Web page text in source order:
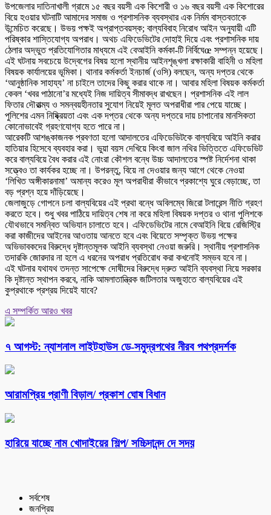
উপজেলার দাতিনাখালী গ্রামে ১৫ বছর বয়সী এক কিশোরী ও ১৬ বছর বয়সী এক কিশোরের
বিয়ে হওয়ার ঘটনাটি আমাদের সমাজ ও প্রশাসনিক ব্যবস্থার এক নির্মম বাস্তবতাকে
উন্মেচিত করেছে। উভয় পক্ষই অপ্রাপ্তবয়স্ক; বাল্যবিবাহ নিরোধ আইন অনুযায়ী এটি
পরিষ্কার শাস্তিযোগ্য অপরাধ। অথচ এফিডেভিটের দোহাই দিয়ে এবং প্রশাসনিক দায়
ঠেলার অদ্ভুত প্রতিযোগিতার মাধ্যমে এই বেআইনি কর্মকা-টি নির্বিঘেœ সম্পন্ন হয়েছে।
এই ঘটনায় সবচেয়ে উদ্বেগের বিষয় হলো স্থানীয় আইনশৃঙ্খলা রক্ষাকারী বাহিনী ও মহিলা
বিষয়ক কার্যালয়ের ভূমিকা। থানার কর্মকর্তা ইনচার্জ (ওসি) বলছেন, অন্য দপ্তর থেকে
‘আনুষ্ঠানিক সাহায্য’ না চাইলে তাদের কিছু করার থাকে না। আবার মহিলা বিষয়ক কর্মকর্তা
কেবল ‘খবর পাঠানো’র মধ্যেই নিজ দায়িত্ব সীমাবদ্ধ রাখছেন। প্রশাসনিক এই লাল
ফিতার দৌরাত্ম্য ও সমন্বয়হীনতার সুযোগ নিয়েই মূলত অপরাধীরা পার পেয়ে যাচ্ছে।
পুলিশের এমন নিষ্ক্রিয়তা এবং এক দপ্তর থেকে অন্য দপ্তরে দায় চাপানোর মানসিকতা
কোনোভাবেই গ্রহণযোগ্য হতে পারে না।
আরেকটি আশঙ্কাজনক প্রবণতা হলো আদালতের এফিডেভিটকে বাল্যবিয়ে আইনি করার
হাতিয়ার হিসেবে ব্যবহার করা। ভুয়া বয়স দেখিয়ে কিংবা জাল নথির ভিত্তিতে এফিডেভিট
করে বাল্যবিয়ে বৈধ করার এই নোংরা কৌশল বন্ধে উচ্চ আদালতের স্পষ্ট নির্দেশনা থাকা
সত্ত্বেও তা কার্যকর হচ্ছে না। উপরন্তু, বিয়ে না দেওয়ার জন্য আগে থেকে নেওয়া
‘লিখিত অঙ্গীকারনামা’ অমান্য করেও মূল অপরাধীরা কীভাবে প্রকাশ্যে ঘুরে বেড়াচ্ছে, তা
বড় প্রশ্ন হয়ে দাঁড়িয়েছে।
জেলাজুড়ে গোপনে চলা বাল্যবিয়ের এই প্রথা বন্ধে অবিলম্বে জিরো টলারেন্স নীতি গ্রহণ
করতে হবে। শুধু খবর পাঠিয়ে দায়িত্ব শেষ না করে মহিলা বিষয়ক দপ্তর ও থানা পুলিশকে
যৌথভাবে সমন্বিত অভিযান চালাতে হবে। এফিডেভিটের নামে বেআইনি বিয়ে রেজিস্ট্রি
করা কাজীদের আইনের আওতায় আনতে হবে এবং বিয়েতে সম্পৃক্ত উভয় পক্ষের
অভিভাবকদের বিরুদ্ধে দৃষ্টান্তমূলক আইনি ব্যবস্থা নেওয়া জরুরি। স্থানীয় প্রশাসনিক
তদারকি জোরদার না হলে এ ধরনের অপরাধ প্রতিরোধ করা কখনোই সম্ভব হবে না।
এই ঘটনার যথাযথ তদন্ত সাপেক্ষে দোষীদের বিরুদ্ধে দ্রুত আইনি ব্যবস্থা নিয়ে সরকার
কি দৃষ্টান্ত স্থাপন করবে, নাকি আমলাতান্ত্রিক জটিলতার অজুহাতে বাল্যবিয়ের এই
কুপ্রথাকে প্রশ্রয় দিয়েই যাবে?
এ সম্পর্কিত আরও খবর
৭ আগস্ট: ন্যাশনাল লাইটহাউস ডে-সমুদ্রপথের নীরব পথপ্রদর্শক
আরামপ্রিয় প্রাণী বিড়াল/ প্রকাশ ঘোষ বিধান
হারিয়ে যাচ্ছে নাম খোদাইয়ের শিল্প/ সচ্চিদানন্দ দে সদয়
সর্বশেষ
জনপ্রিয়